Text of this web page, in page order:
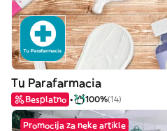
Tu Parafarmacia
Besplatno 100%(14)
Promocija za neke artikle